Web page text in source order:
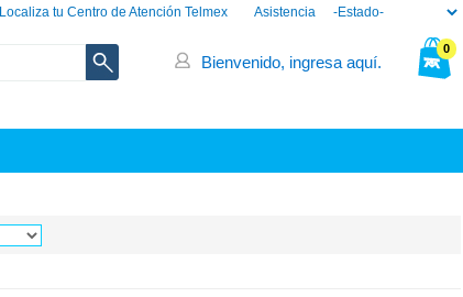
Asistencia
Localiza tu Centro de Atención Telmex
0
Bienvenido, ingresa aquí.